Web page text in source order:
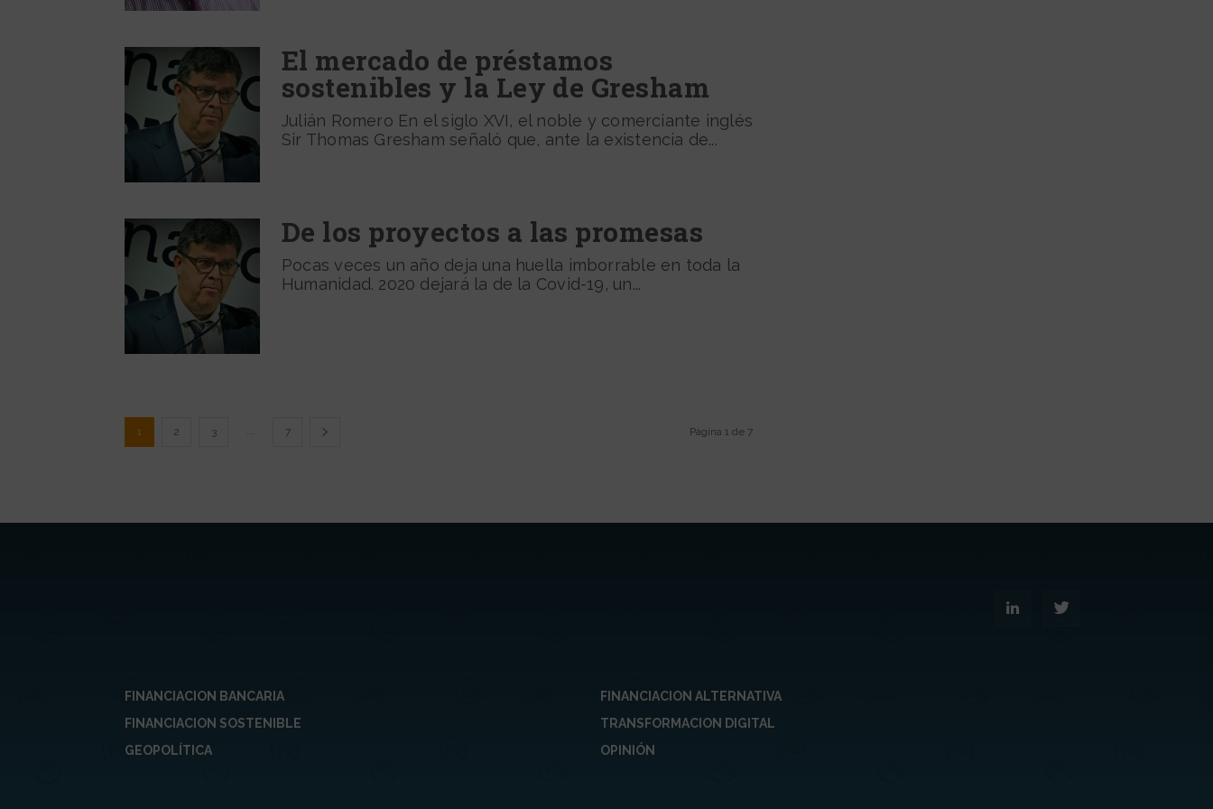
El mercado de préstamos
sostenibles y la Ley de Gresham
Julián Romero En el siglo XVI, el noble y comerciante inglés
Sir Thomas Gresham señaló que, ante la existencia de...
De los proyectos a las promesas
Pocas veces un año deja una huella imborrable en toda la
Humanidad. 2020 dejará la de la Covid-19, un...
1 2 3 ... 7 Página 1 de 7
FINANCIACION BANCARIA
FINANCIACION ALTERNATIVA
FINANCIACION SOSTENIBLE
TRANSFORMACION DIGITAL
GEOPOLÍTICA
OPINIÓN